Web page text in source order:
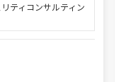
ティコンサルティン